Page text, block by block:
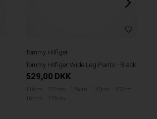
Tommy Hilfiger
Tommy Hilfiger Wide Leg Pants - Black
529,00 DKK
140cm
164cm